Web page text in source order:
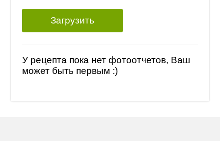
Загрузить
У рецепта пока нет фотоотчетов, Ваш
может быть первым :)